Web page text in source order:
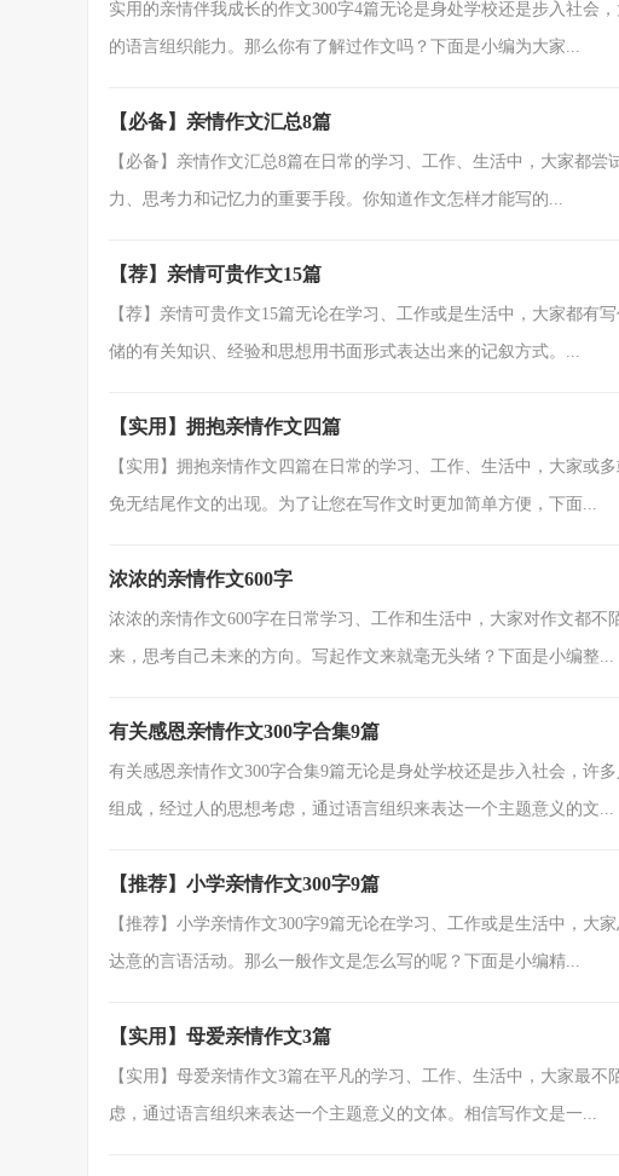
实用的亲情伴我成长的作文300字4篇无论是身处学校还是步入社会
的语言组织能力。那么你有了解过作文吗？下面是小编为大家...
【必备】亲情作文汇总8篇
【必备】亲情作文汇总8篇在日常的学习、工作、生活中，大家都
力、思考力和记忆力的重要手段。你知道作文怎样才能写的...
【荐】亲情可贵作文15篇
【荐】亲情可贵作文15篇无论在学习、工作或是生活中，大家都有
储的有关知识、经验和思想用书面形式表达出来的记叙方式。...
【实用】拥抱亲情作文四篇
【实用】拥抱亲情作文四篇在日常的学习、工作、生活中，大家或
免无结尾作文的出现。为了让您在写作文时更加简单方便，下面...
浓浓的亲情作文600字
浓浓的亲情作文600字在日常学习、工作和生活中，大家对作文都
来，思考自己未来的方向。写起作文来就毫无头绪？下面是小编整...
有关感恩亲情作文300字合集9篇
有关感恩亲情作文300字合集9篇无论是身处学校还是步入社会，许
组成，经过人的思想考虑，通过语言组织来表达一个主题意义的文...
【推荐】小学亲情作文300字9篇
【推荐】小学亲情作文300字9篇无论在学习、工作或是生活中，
达意的言语活动。那么一般作文是怎么写的呢？下面是小编精...
【实用】母爱亲情作文3篇
【实用】母爱亲情作文3篇在平凡的学习、工作、生活中，大家最
虑，通过语言组织来表达一个主题意义的文体。相信写作文是一...